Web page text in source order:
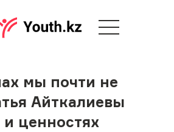
мы почти не
Айткалиевы
и ценностях